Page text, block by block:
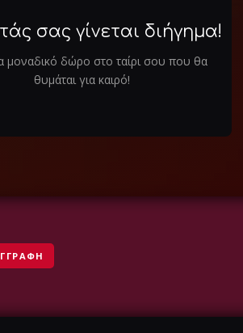
σας γίνεται διήγημα!
μοναδικό δώρο στο ταίρι σου που θα
θυμάται για καιρό!